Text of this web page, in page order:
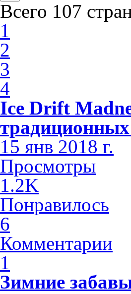
Всего 107
1
2
3
4
Ice Drift
15 янв 2018 г.
Просмотры
1.2K
Понравилось
6
Комментарии
1
Зимние